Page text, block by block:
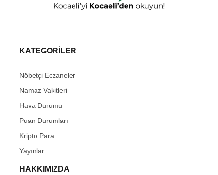
KATEGORİLER
Nöbetçi Eczaneler
Namaz Vakitleri
Hava Durumu
Puan Durumları
Kripto Para
Yayınlar
HAKKIMIZDA